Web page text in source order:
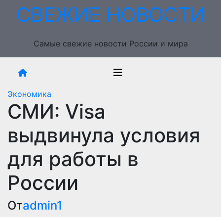
ПерейтиСВЕЖИЕ НОВОСТИ
Самые свежие новости России и мира
Экономика
СМИ: Visa
выдвинула условия
для работы в
России
Отadmin1